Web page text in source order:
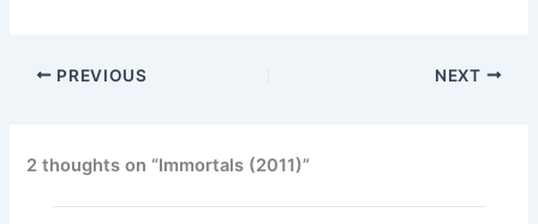
PREVIOUS NEXT
2 thoughts on “Immortals (2011)”